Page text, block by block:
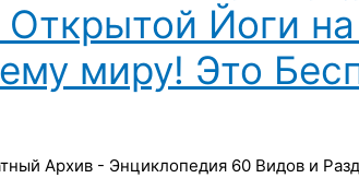
Йоги
миру! Это
Архив - Энциклопедия 60 Видов и